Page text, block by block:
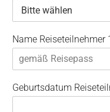
Name Reiseteilnehmer
Geburtsdatum